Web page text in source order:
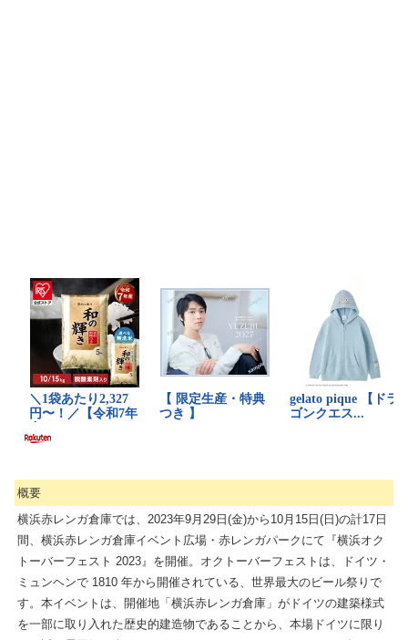
概要
横浜赤レンガ倉庫では、2023年9月29日(金)から10月15日(日)の計17日
間、横浜赤レンガ倉庫イベント広場・赤レンガパークにて『横浜オク
トーバーフェスト 2023』を開催。オクトーバーフェストは、ドイツ・
ミュンヘンで 1810 年から開催されている、世界最大のビール祭りで
す。本イベントは、開催地「横浜赤レンガ倉庫」がドイツの建築様式
を一部に取り入れた歴史的建造物であることから、本場ドイツに限り